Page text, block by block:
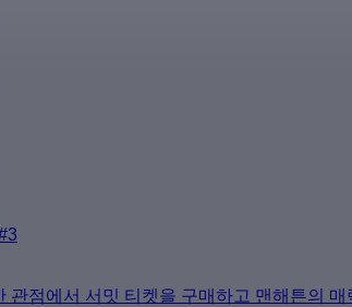
점에서 서밋 티켓을 구매하고 맨해튼의 매